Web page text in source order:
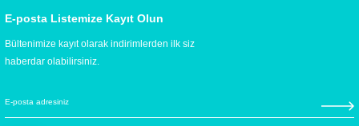
E-posta Listemize Kayıt Olun
Bültenimize kayıt olarak indirimlerden ilk siz
haberdar olabilirsiniz.